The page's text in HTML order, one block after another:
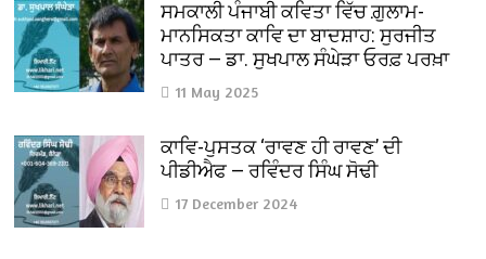
ਸਮਕਾਲੀ ਪੰਜਾਬੀ ਕਵਿਤਾ ਵਿੱਚ ਗ਼ੁਲਾਮ-
ਮਾਨਸਿਕਤਾ ਕਾਵਿ ਦਾ ਬਾਦਸ਼ਾਹ: ਸੁਰਜੀਤ
ਪਾਤਰ — ਡਾ. ਸੁਖਪਾਲ ਸੰਘੇੜਾ ਓਰਫ਼ ਪਰਖ਼ਾ
11 May 2025
ਕਾਵਿ-ਪੁਸਤਕ ‘ਰਾਵਣ ਹੀ ਰਾਵਣ’ ਦੀ
ਪੀਡੀਐਫ — ਰਵਿੰਦਰ ਸਿੰਘ ਸੋਢੀ
17 December 2024